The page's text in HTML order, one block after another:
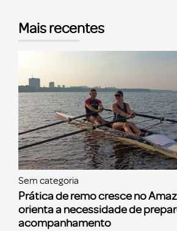
Mais recentes
Sem categoria
Prática de remo cresce no
orienta a necessidade de
acompanhamento